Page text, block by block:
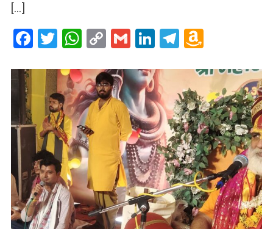
[…]
Facebook
Twitter
WhatsApp
CopyGmailLinkedIn
Telegram
List